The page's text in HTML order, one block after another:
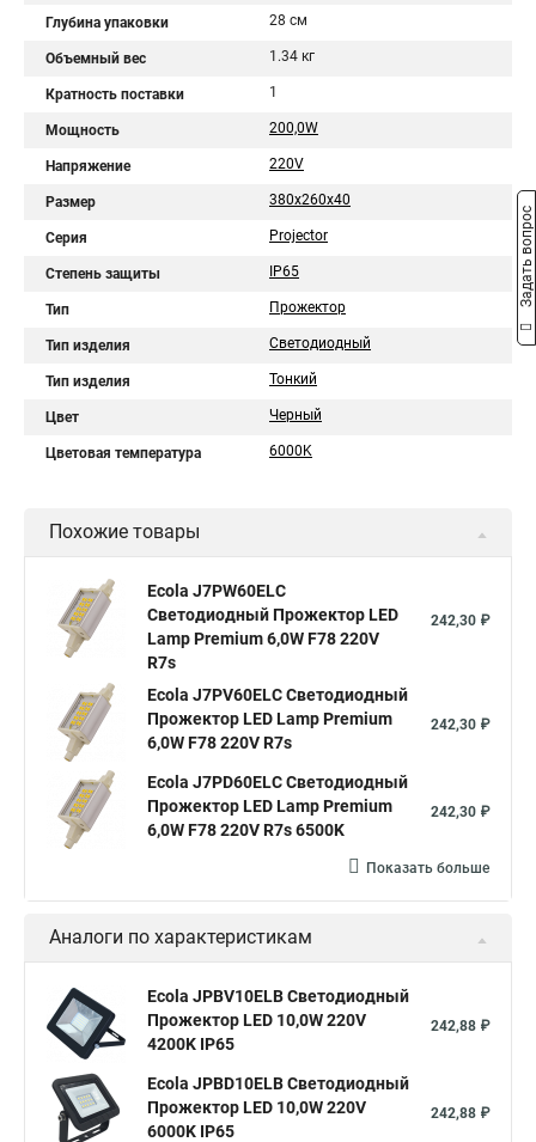
Глубина упаковки 28 см
Объемный вес 1.34 кг
Кратность поставки 1
Мощность 200,0W
Напряжение 220V
Размер 380x260x40
Серия Projector
Степень защиты IP65
Тип Прожектор
Тип изделия Светодиодный
Тип изделия Тонкий
Цвет Черный
Цветовая температура 6000K
Похожие товары
Ecola J7PW60ELC
Светодиодный Прожектор LED
Lamp Premium 6,0W F78 220V
R7s
242,30 ₽
Ecola J7PV60ELC Светодиодный
Прожектор LED Lamp Premium
6,0W F78 220V R7s
242,30 ₽
Ecola J7PD60ELC Светодиодный
Прожектор LED Lamp Premium
6,0W F78 220V R7s 6500K
242,30 ₽
Показать больше
Аналоги по характеристикам
Ecola JPBV10ELB Светодиодный
Прожектор LED 10,0W 220V
4200K IP65
242,88 ₽
Ecola JPBD10ELB Светодиодный
Прожектор LED 10,0W 220V
6000K IP65
242,88 ₽
Задать вопрос